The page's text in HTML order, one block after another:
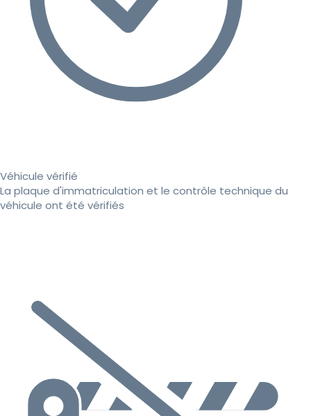
Véhicule vérifié
La plaque d'immatriculation et le contrôle technique du
véhicule ont été vérifiés